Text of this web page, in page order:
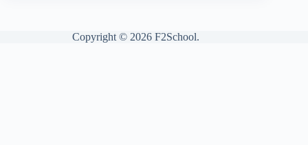
Copyright © 2026 F2School.